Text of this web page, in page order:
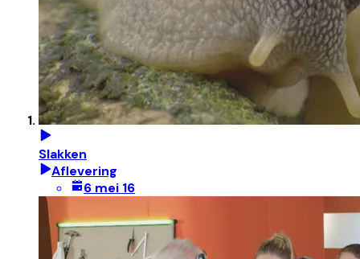
Slakken
Aflevering
6 mei 16